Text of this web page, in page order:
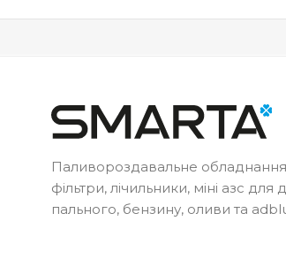
Паливороздавальне
фільтри, лічильники, міні азс для
пального, бензину, оливи та